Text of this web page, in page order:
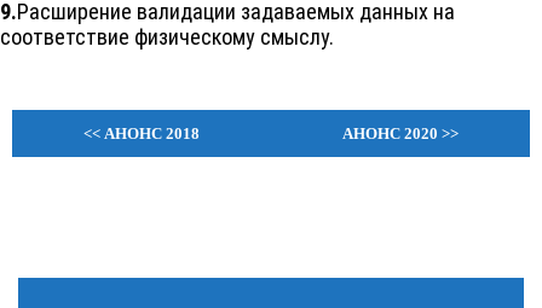
9.Расширение валидации задаваемых данных на
соответствие физическому смыслу.
<< АНОНС 2018 АНОНС 2020 >>